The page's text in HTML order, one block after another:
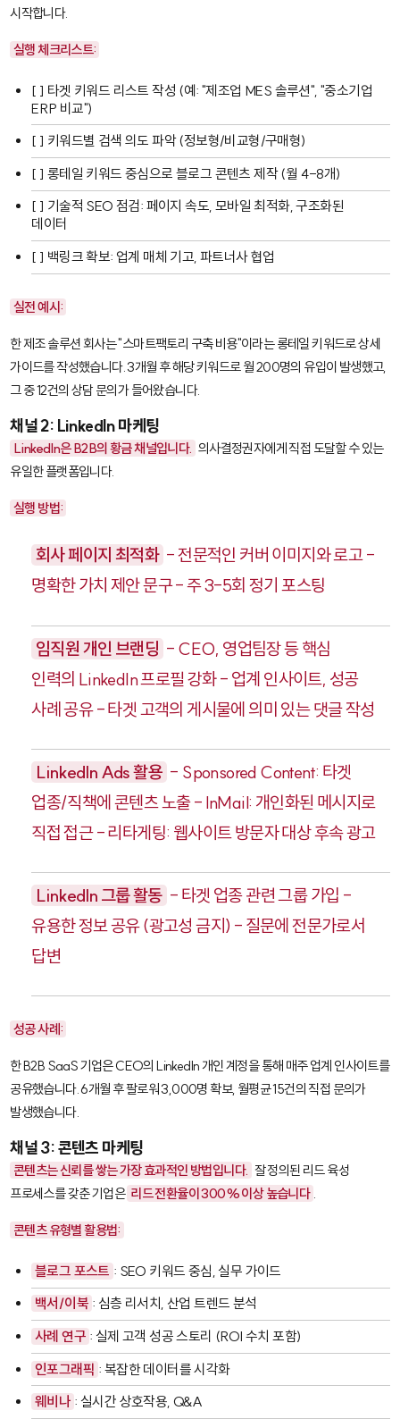
시작합니다.
실행 체크리스트:
[ ] 타겟 키워드 리스트 작성 (예: "제조업 MES 솔루션", "중소기업
ERP 비교")
[ ] 키워드별 검색 의도 파악 (정보형/비교형/구매형)
[ ] 롱테일 키워드 중심으로 블로그 콘텐츠 제작 (월 4-8개)
[ ] 기술적 SEO 점검: 페이지 속도, 모바일 최적화, 구조화된
데이터
[ ] 백링크 확보: 업계 매체 기고, 파트너사 협업
실전 예시:
한 제조 솔루션 회사는 "스마트팩토리 구축 비용"이라는 롱테일 키워드로 상세
가이드를 작성했습니다. 3개월 후 해당 키워드로 월 200명의 유입이 발생했고,
그 중 12건의 상담 문의가 들어왔습니다.
채널 2: LinkedIn 마케팅
LinkedIn은 B2B의 황금 채널입니다. 의사결정권자에게 직접 도달할 수 있는
유일한 플랫폼입니다.
실행 방법:
회사 페이지 최적화 - 전문적인 커버 이미지와 로고 -
명확한 가치 제안 문구 - 주 3-5회 정기 포스팅
임직원 개인 브랜딩 - CEO, 영업팀장 등 핵심
인력의 LinkedIn 프로필 강화 - 업계 인사이트, 성공
사례 공유 - 타겟 고객의 게시물에 의미 있는 댓글 작성
LinkedIn Ads 활용 - Sponsored Content: 타겟
업종/직책에 콘텐츠 노출 - InMail: 개인화된 메시지로
직접 접근 - 리타게팅: 웹사이트 방문자 대상 후속 광고
LinkedIn 그룹 활동 - 타겟 업종 관련 그룹 가입 -
유용한 정보 공유 (광고성 금지) - 질문에 전문가로서
답변
성공 사례:
한 B2B SaaS 기업은 CEO의 LinkedIn 개인 계정을 통해 매주 업계 인사이트를
공유했습니다. 6개월 후 팔로워 3,000명 확보, 월평균 15건의 직접 문의가
발생했습니다.
채널 3: 콘텐츠 마케팅
콘텐츠는 신뢰를 쌓는 가장 효과적인 방법입니다. 잘 정의된 리드 육성
프로세스를 갖춘 기업은 리드 전환율이 300% 이상 높습니다 .
콘텐츠 유형별 활용법:
블로그 포스트 : SEO 키워드 중심, 실무 가이드
백서/이북 : 심층 리서치, 산업 트렌드 분석
사례 연구 : 실제 고객 성공 스토리 (ROI 수치 포함)
인포그래픽 : 복잡한 데이터를 시각화
웨비나 : 실시간 상호작용, Q&A